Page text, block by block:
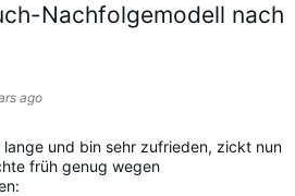
Nachfolgemodell nach
ago
und bin sehr zufrieden, zickt nun
früh genug wegen